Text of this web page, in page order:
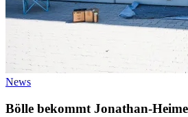
News
Bölle bekommt Jonathan-